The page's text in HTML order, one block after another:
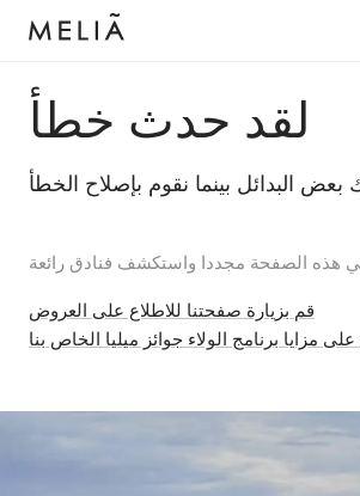
لقد حدث خطأ
هذه الصفحة مجددا واستكشف فنادق رائعة
قم بزيارة صفحتنا للاطلاع على العروض
مزايا برنامج الولاء جوائز ميليا الخاص بنا